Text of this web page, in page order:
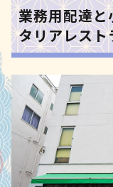
業務用配達
タリアレス